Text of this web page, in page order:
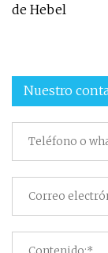
de Hebel
Nuestro